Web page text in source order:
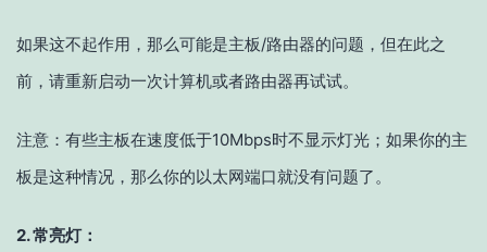
如果这不起作用，那么可能是主板/路由器的问题，但在此之
前，请重新启动一次计算机或者路由器再试试。
注意：有些主板在速度低于10Mbps时不显示灯光；如果你的主
板是这种情况，那么你的以太网端口就没有问题了。
2. 常亮灯：